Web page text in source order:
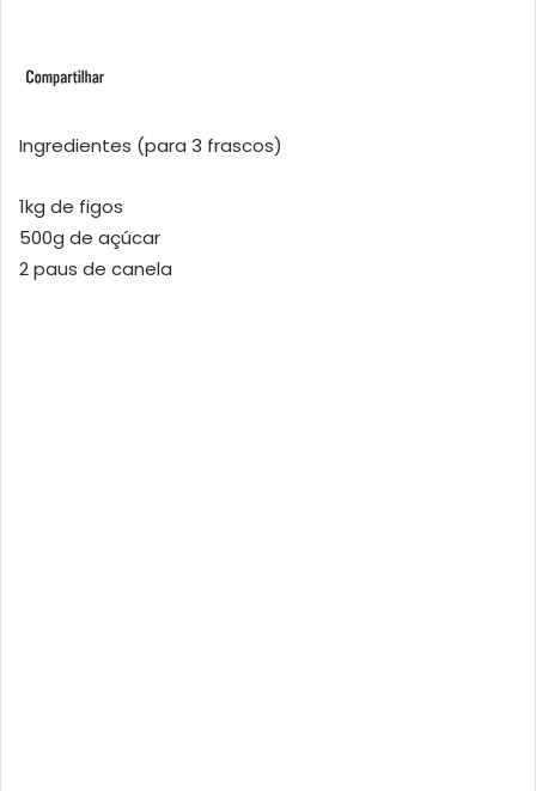
Ingredientes (para 3 frascos)
1kg de figos
500g de açúcar
2 paus de canela